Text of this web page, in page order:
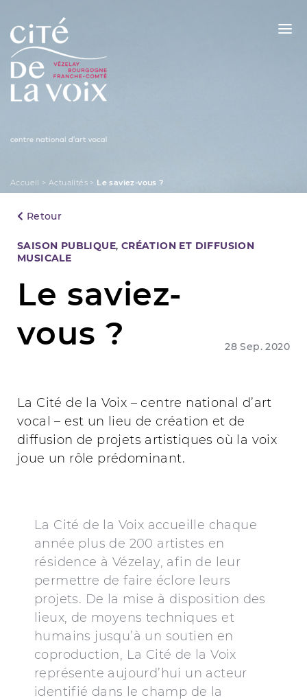
Skip
content
Accueil >Actualités > Le saviez-vous ?
Retour
Categories
SAISON PUBLIQUE, CRÉATION ET DIFFUSION
MUSICALE
Le saviez-
vous ?
28 Sep. 2020
La Cité de la Voix – centre national d’art
vocal – est un lieu de création et de
diffusion de projets artistiques où la voix
joue un rôle prédominant.
La Cité de la Voix accueille chaque
année plus de 200 artistes en
résidence à Vézelay, afin de leur
permettre de faire éclore leurs
projets. De la mise à disposition des
lieux, de moyens techniques et
humains jusqu’à un soutien en
coproduction, La Cité de la Voix
représente aujourd’hui un acteur
identifié dans le champ de la